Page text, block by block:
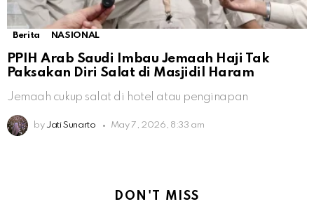
Berita NASIONAL
PPIH Arab Saudi Imbau Jemaah Haji Tak
Paksakan Diri Salat di Masjidil Haram
Jemaah cukup salat di hotel atau penginapan
by Jati Sunarto May 7, 2026, 8:33 am
DON'T MISS